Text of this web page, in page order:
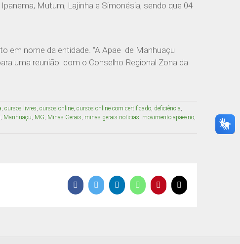
Mutum, Lajinha e Simonésia, sendo que 04
em nome da entidade. “A Apae de Manhuaçu
uma reunião com o Conselho Regional Zona da
, cursos livres, cursos online, cursos online com certificado, deficiência,
, Manhuaçu, MG, Minas Gerais, minas gerais noticias, movimento apaeano,
FacebookTwitter LinkedInWhatsAppPinterestE-
mail